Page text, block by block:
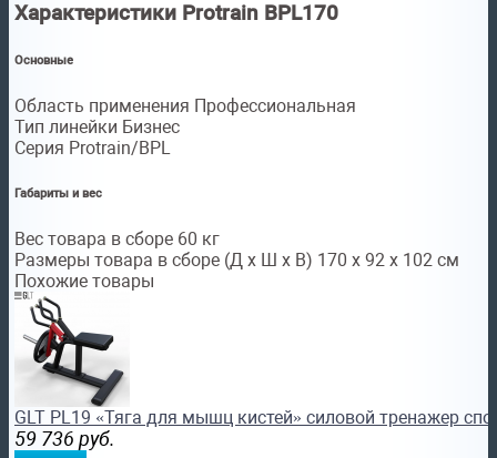
Характеристики Protrain BPL170
Основные
Область применения Профессиональная
Тип линейки Бизнес
Серия Protrain/BPL
Габариты и вес
Вес товара в сборе 60 кг
Размеры товара в сборе (Д x Ш x В) 170 х 92 х 102 см
Похожие товары
GLT PL19 «Тяга для мышц кистей» силовой тренажер
59 736 руб.